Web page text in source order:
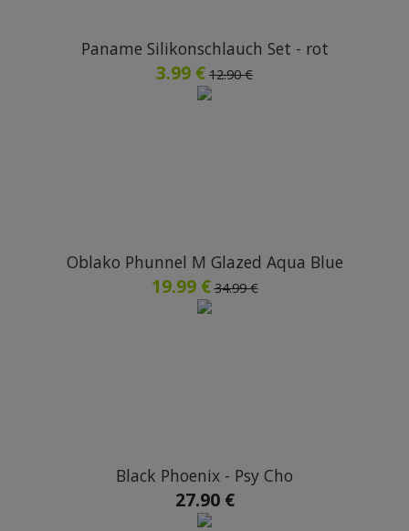
Paname Silikonschlauch Set - rot
3.99 € 12.90 €
Oblako Phunnel M Glazed Aqua Blue
19.99 € 34.99 €
Black Phoenix - Psy Cho
27.90 €